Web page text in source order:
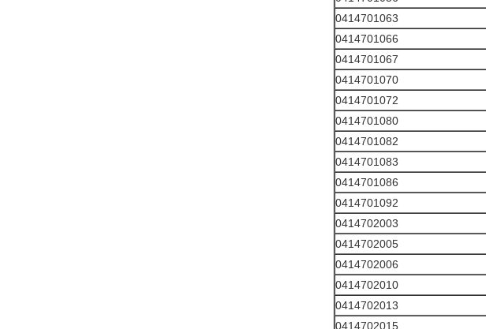
0414701063
0414701066
0414701067
0414701070
0414701072
0414701080
0414701082
0414701083
0414701086
0414701092
0414702003
0414702005
0414702006
0414702010
0414702013
0414702015